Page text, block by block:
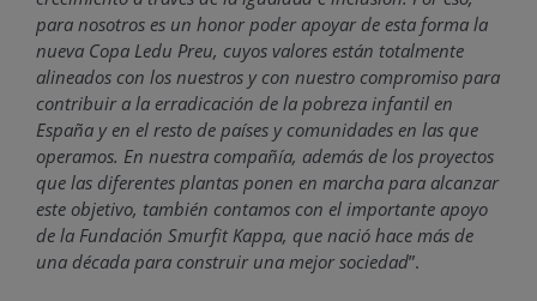
para nosotros es un honor poder apoyar de esta forma la
nueva Copa Ledu Preu, cuyos valores están totalmente
alineados con los nuestros y con nuestro compromiso para
contribuir a la erradicación de la pobreza infantil en
España y en el resto de países y comunidades en las que
operamos. En nuestra compañía, además de los proyectos
que las diferentes plantas ponen en marcha para alcanzar
este objetivo, también contamos con el importante apoyo
de la Fundación Smurfit Kappa, que nació hace más de
una década para construir una mejor sociedad”.